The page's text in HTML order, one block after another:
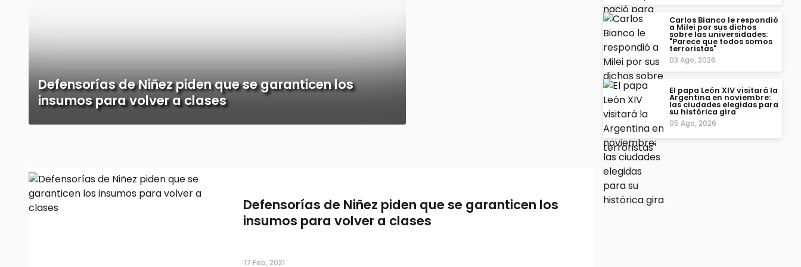
Carlos Bianco le respondió
a Milei por sus dichos
sobre las universidades:
"Parece que todos somos
terroristas"
03 Ago, 2026
El papa León XIV visitará la
Argentina en noviembre:
las ciudades elegidas para
su histórica gira
05 Ago, 2026
Defensorías de Niñez piden que se garanticen los
insumos para volver a clases
Defensorías de Niñez piden que se garanticen los
insumos para volver a clases
17 Feb, 2021